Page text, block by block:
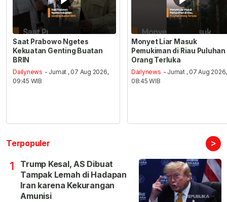
Saat Prabowo Ngetes
Kekuatan Genting Buatan
BRIN
Dailynews - Jumat , 07 Aug 2026,
09:45 WIB
Monyet Liar Masuk
Pemukiman di Riau Puluhan
Orang Terluka
Dailynews - Jumat , 07 Aug 2026,
08:45 WIB
Terpopuler >
1
Trump Kesal, AS Dibuat
Tampak Lemah di Hadapan
Iran karena Kekurangan
Amunisi